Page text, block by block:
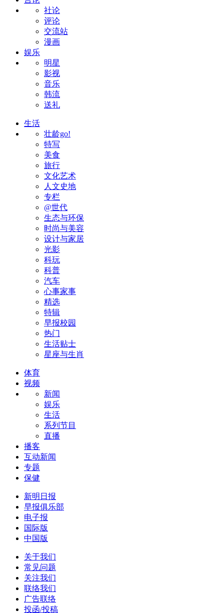
社论
评论
交流站
漫画
娱乐
明星
影视
音乐
韩流
送礼
生活
壮龄go!
特写
美食
旅行
文化艺术
人文史地
专栏
@世代
生态与环保
时尚与美容
设计与家居
光影
科玩
科普
汽车
心事家事
精选
特辑
早报校园
热门
生活贴士
星座与生肖
体育
视频
新闻
娱乐
生活
系列节目
直播
播客
互动新闻
专题
保健
新明日报
早报俱乐部
电子报
国际版
中国版
关于我们
常见问题
关注我们
联络我们
广告联络
投函/投稿